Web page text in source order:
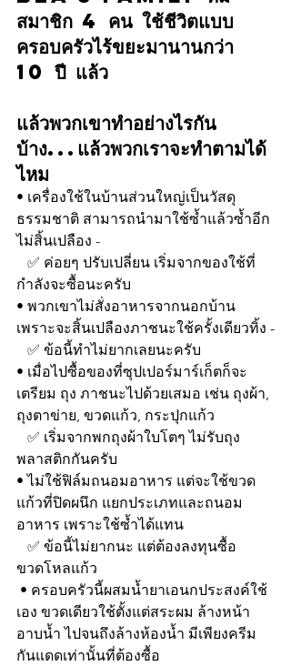
สมาชิก 4 คน ใช้ชีวิตแบบ
ครอบครัวไร้ขยะมานานกว่า
10 ปี แล้ว
แล้วพวกเขาทำอย่างไรกัน
บ้าง...แล้วพวกเราจะทำตามได้
ไหม
• เครื่องใช้ในบ้านส่วนใหญ่เป็นวัสดุ
ธรรมชาติ สามารถนำมาใช้ซ้ำแล้วซ้ำอีก
ไม่สิ้นเปลือง -
กำลังจะซื้อนะครับ
• พวกเขาไม่สั่งอาหารจากนอกบ้าน
เพราะจะสิ้นเปลืองภาชนะใช้ครั้งเดียวทิ้ง -
   ✅ ข้อนี้ทำไม่ยากเลยนะครับ
• เมื่อไปซื้อของที่ซุปเปอร์มาร์เก็ตก็จะ
เตรียม ถุง ภาชนะไปด้วยเสมอ เช่น ถุงผ้า,
ถุงตาข่าย, ขวดแก้ว, กระปุกแก้ว
พลาสติกกันครับ
• ไม่ใช้ฟิล์มถนอมอาหาร แต่จะใช้ขวด
แก้วที่ปิดผนึก แยกประเภทและถนอม
อาหาร เพราะใช้ซ้ำได้แทน
ขวดโหลแก้ว
เอง ขวดเดียวใช้ตั้งแต่สระผม ล้างหน้า
อาบน้ำ ไปจนถึงล้างห้องน้ำ มีเพียงครีม
กันแดดเท่านั้นที่ต้องซื้อ